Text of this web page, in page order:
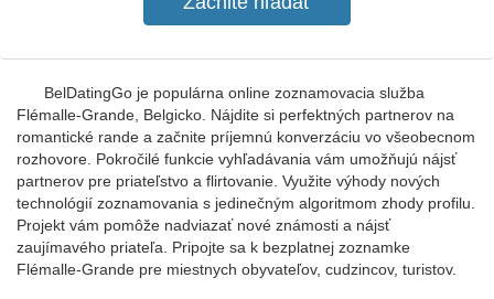
BelDatingGo je populárna online zoznamovacia služba
Flémalle-Grande, Belgicko. Nájdite si perfektných partnerov na
romantické rande a začnite príjemnú konverzáciu vo všeobecnom
rozhovore. Pokročilé funkcie vyhľadávania vám umožňujú nájsť
partnerov pre priateľstvo a flirtovanie. Využite výhody nových
technológií zoznamovania s jedinečným algoritmom zhody profilu.
Projekt vám pomôže nadviazať nové známosti a nájsť
zaujímavého priateľa. Pripojte sa k bezplatnej zoznamke
Flémalle-Grande pre miestnych obyvateľov, cudzincov, turistov.